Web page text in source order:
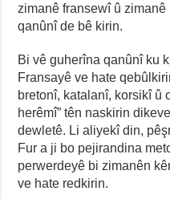
zimanê fransewî û
qanûnî de bê kirin.
Bi vê guherîna qanûnî ku
Fransayê ve hate
bretonî, katalanî, korsikî û
herêmî” tên naskirin
dewletê. Li aliyekî din,
Fur a ji bo pejirandina
perwerdeyê bi zimanên
ve hate redkirin.